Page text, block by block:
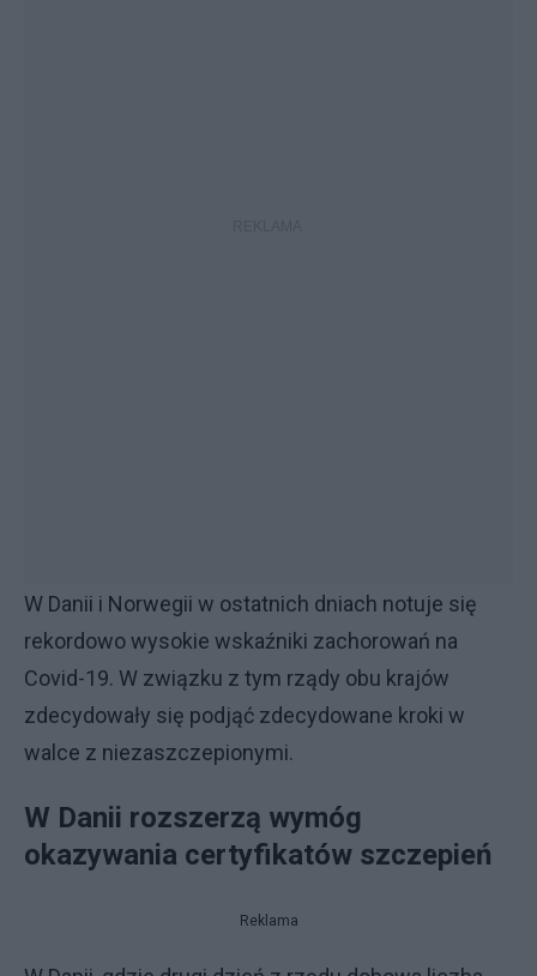
W Danii i Norwegii w ostatnich dniach notuje się
rekordowo wysokie wskaźniki zachorowań na
Covid-19. W związku z tym rządy obu krajów
zdecydowały się podjąć zdecydowane kroki w
walce z niezaszczepionymi.
W Danii rozszerzą wymóg
okazywania certyfikatów szczepień
Reklama